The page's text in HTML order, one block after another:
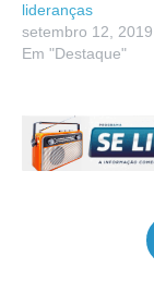
lideranças
setembro 12, 2019
Em "Destaque"